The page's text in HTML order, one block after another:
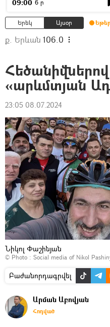
09:00 6 ր
Երեկ Այսօր
ք. Երևան 106.0
«արևմտյան
23:05 08.07.2024
Նիկոլ Փաշինյան
© Photo : Social media of Nikol
Բաժանորդագրվել
Արման Աբովյան
Հոդված